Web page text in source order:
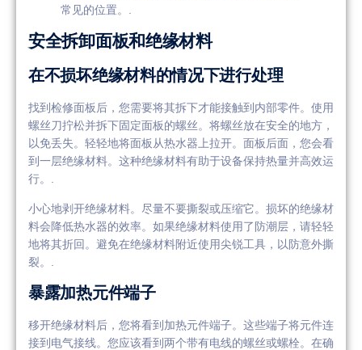
常见的位置。.
安全拆卸面板和绝缘材料
在不损坏绝缘材料的情况下进行处理
找到检修面板后，您需要将其拆下才能接触到内部零件。使用
螺丝刀拧松并拆下固定面板的螺丝。将螺丝放在安全的地方，
以免丢失。轻轻地将面板从热水器上拉开。面板后面，您会看
到一层绝缘材料。这种绝缘材料有助于设备保持热量并高效运
行。.
小心地剥开绝缘材料。尽量不要撕裂或压缩它。损坏的绝缘材
料会降低热水器的效率。如果绝缘材料使用了防潮层，请轻轻
地将其折回。避免在绝缘材料附近使用尖锐工具，以防意外撕
裂。.
暴露加热元件端子
移开绝缘材料后，您将看到加热元件端子。这些端子将元件连
接到电气接线。您应该看到两个带有电线的螺丝或螺栓。在确